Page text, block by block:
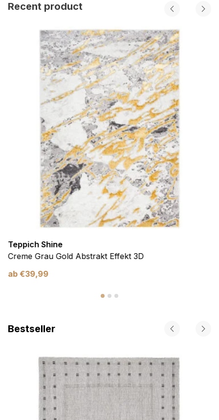
Recent product
Teppich Shine
Creme Grau Gold Abstrakt Effekt 3D
ab €39,99
Bestseller